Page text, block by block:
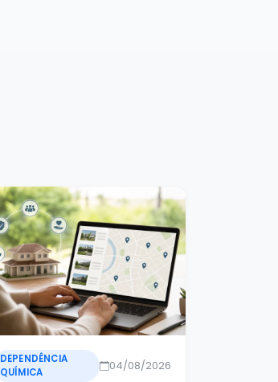
DEPENDÊNCIA
QUÍMICA
04/08/2026